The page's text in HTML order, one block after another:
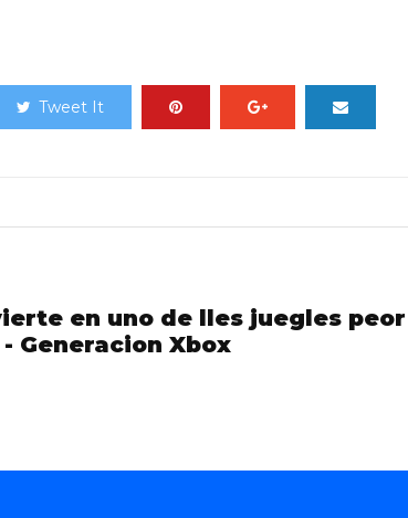
Tweet It
en uno de lles juegles peor
Generacion Xbox